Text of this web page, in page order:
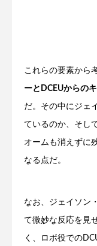
これらの要素から
ーとDCEUからの
だ。その中にジェ
ているのか、そし
オームも消えずに
なる点だ。
なお、ジェイソン
て微妙な反応を見
く、ロボ役での